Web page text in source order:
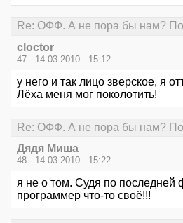
Re: ОФФ. А не пора бы нам?
cloctor
47 - 14.03.2010 - 15:12
у него и так лицо зверское, я
Лёха меня мог поколотить!
Re: ОФФ. А не пора бы нам?
Дядя Миша
48 - 14.03.2010 - 15:22
я не о том. Судя по последней
программер что-то своё!!!